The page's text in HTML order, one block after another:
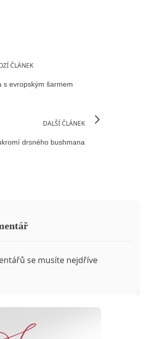
ČLÁNEK
s evropským šarmem
DALŠÍ ČLÁNEK
drsného bushmana
se musíte nejdříve